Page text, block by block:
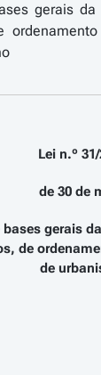
gerais
Lei n.º
de 30 de
bases gerais
de
de